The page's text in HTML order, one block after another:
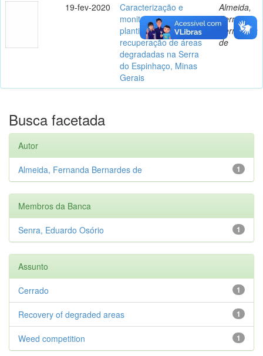
19-fev-2020
Caracterização e
monitoramento de
plantios florestais para
recuperação de áreas
degradadas na Serra
do Espinhaço, Minas
Gerais
Almeida,
Fernanda
Bernardes
de
Busca facetada
Autor
1
Almeida, Fernanda Bernardes de
Membros da Banca
1
Senra, Eduardo Osório
Assunto
1
Cerrado
1
Recovery of degraded areas
1
Weed competition